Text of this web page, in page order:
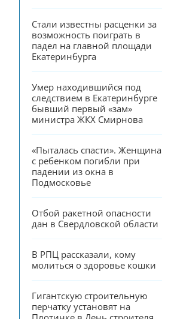
Стали известны расценки за
возможность поиграть в
падел на главной площади
Екатеринбурга
Умер находившийся под
следствием в Екатеринбурге
бывший первый «зам»
министра ЖКХ Смирнова
«Пыталась спасти». Женщина
с ребенком погибли при
падении из окна в
Подмосковье
Отбой ракетной опасности
дан в Свердловской области
В РПЦ рассказали, кому
молиться о здоровье кошки
Гигантскую строительную
перчатку установят на